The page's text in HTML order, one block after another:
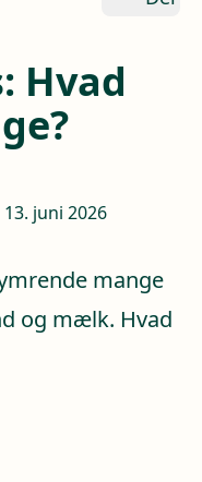
Hvad
juni 2026
mange
og mælk. Hvad